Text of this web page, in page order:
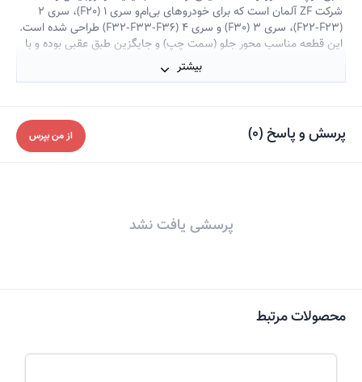
شرکت ZF آلمان است که برای خودروهای بی‌ام‌و سری 1 (F20)، سری 2
(F22-F23)، سری 3 (F30) و سری 4 (F32-F33-F36) طراحی شده است.
این قطعه مناسب محور جلو (سمت چپ) و جایگزین طبق عقبی بوده و با
دوام بالا و عملکرد دقیق خود، تجربه رانندگی ایمن و روانی را تضمین
می‌کند. انتخاب این محصول، سرمایه‌گذاری در کیفیت و طول عمر خودرو
بیشتر
پرسش و پاسخ (
0
) از من بپرس
پرسشی یافت نشد
محصولات مرتبط